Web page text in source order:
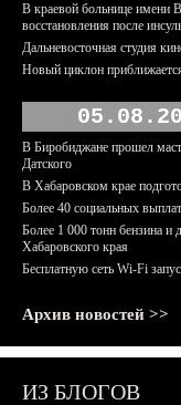
В краевой больнице имени
восстановления после
Дальневосточная студия
Новый циклон
В Биробиджане прошел
Датского
В Хабаровском крае
Более 40 социальных
Более 1 000 тонн бензина и
Хабаровского края
Бесплатную сеть Wi-Fi
Архив новостей >>
ИЗ БЛОГОВ